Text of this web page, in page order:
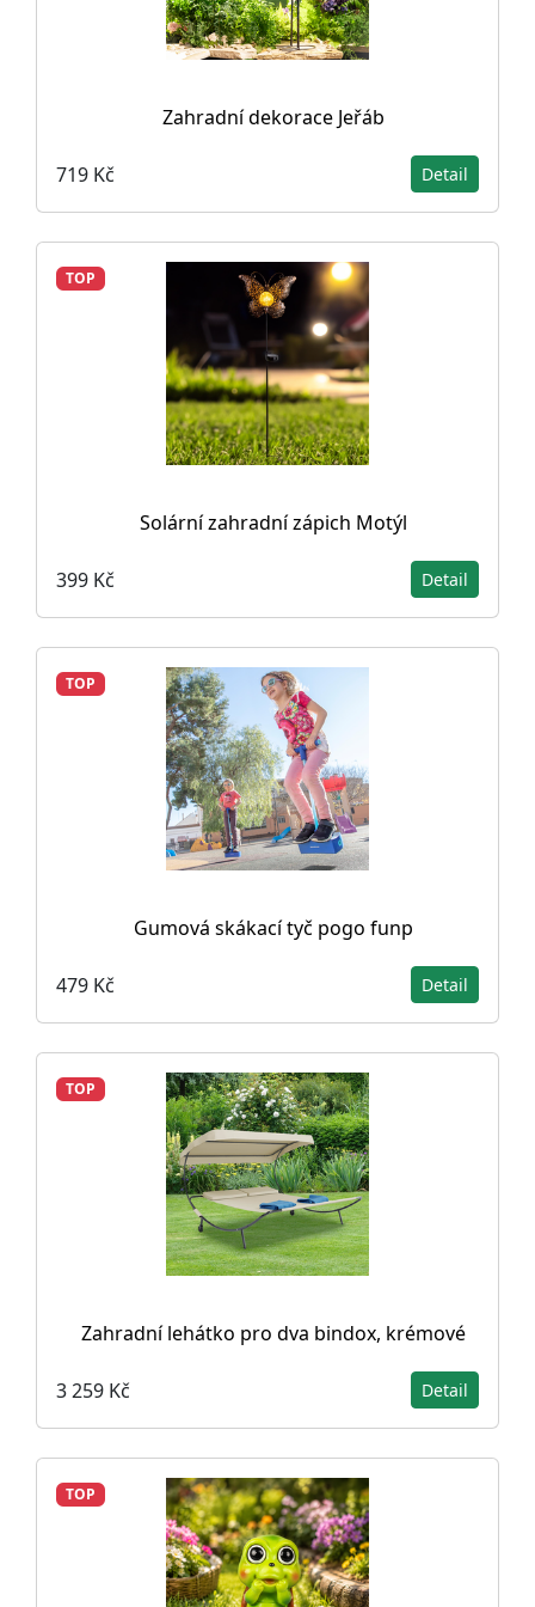
Zahradní dekorace Jeřáb
719 Kč Detail
TOP
Solární zahradní zápich Motýl
399 Kč Detail
TOP
Gumová skákací tyč pogo funp
479 Kč Detail
TOP
Zahradní lehátko pro dva bindox, krémové
3 259 Kč Detail
TOP